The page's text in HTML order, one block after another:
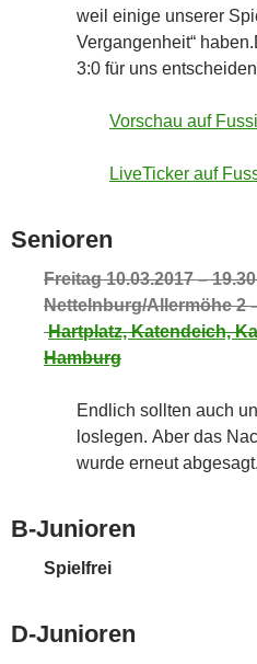
weil einige unserer
Vergangenheit“
3:0 für uns
Vorschau auf
LiveTicker auf
Senioren
Freitag 10.03.2017 –
Nettelnburg/Allermöhe 2
Hartplatz, Katendeich,
Hamburg
Endlich sollten auch
loslegen. Aber das
wurde erneut abgesagt.
B-Junioren
Spielfrei
D-Junioren